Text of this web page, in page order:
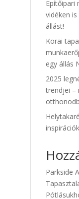
Építőipari
vidéken
állást!
Korai
egy állás
2025
trendjei –
Parkside